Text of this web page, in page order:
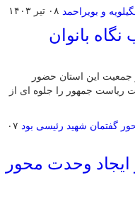
۰۸ تیر ۱۴۰۳
بانوان
جمعیت این استان حضور
ریاست جمهور را جلوه ای از
۰۷
وحدت محور